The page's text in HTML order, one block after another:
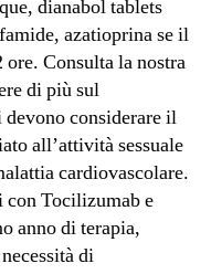
dianabol tablets
azatioprina se il
Consulta la nostra
di più sul
considerare il
all’attività sessuale
cardiovascolare.
con Tocilizumab e
anno di terapia,
di